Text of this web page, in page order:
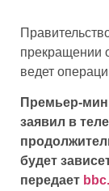
прекращении
ведет
Премьер-
заявил в
будет
передает